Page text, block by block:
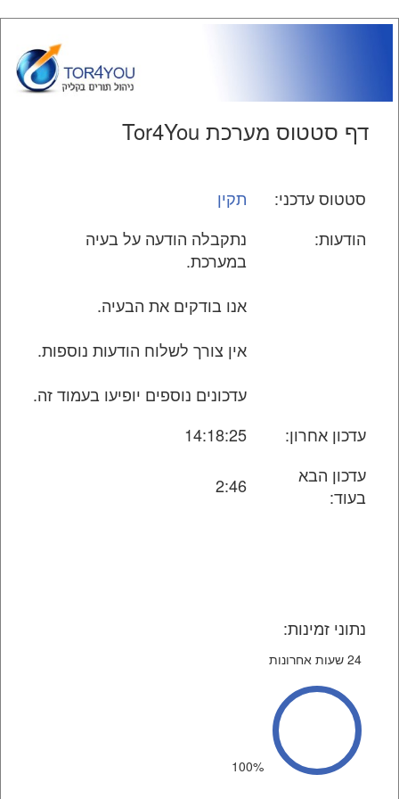
דף סטטוס מערכת Tor4You
סטטוס עדכני:
תקין
הודעות:
נתקבלה הודעה על בעיה
במערכת.
אנו בודקים את הבעיה.
אין צורך לשלוח הודעות נוספות.
עדכונים נוספים יופיעו בעמוד זה.
עדכון אחרון:
14:18:25
עדכון הבא
בעוד:
2:46
נתוני זמינות:
24 שעות אחרונות
100%